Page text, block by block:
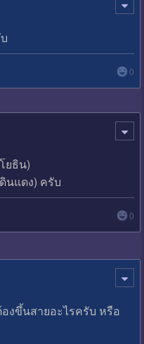
0
ยธิน)
นแดง) ครับ
0
งขึ้นสายอะไรครับ หรือ